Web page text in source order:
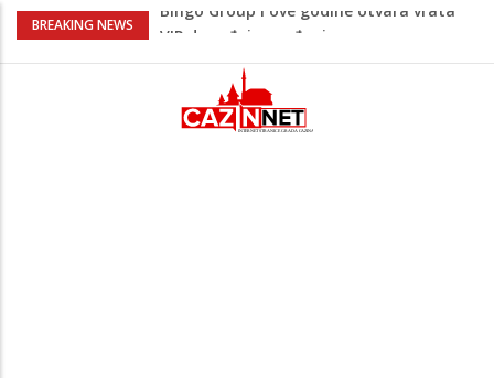
BREAKING NEWS
Lepa Brena pala na koncertu u Budvi
na njenom koncertu ako nije pala"
Na Ahiret preselio BEKTAŠEVIĆ (HUSEIN)
HUSEIN-BEKTAŠ